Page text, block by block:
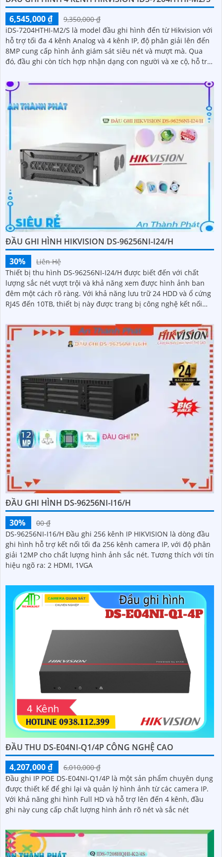
6,545,000 ₫
9,350,000 ₫
iDS-7204HTHI-M2/S là model đầu ghi hình đến từ Hikvision với
hỗ trợ tối đa 4 kênh Analog và 4 kênh IP, độ phân giải lên đến
8MP cung cấp hình ảnh giám sát siêu nét và mượt mà. Qua
đó, đầu ghi còn tích hợp nhận dạng con người và xe cộ, hỗ trợ
ĐẦU GHI HÌNH HIKVISION DS-96256NI-I24/H
30%
Liên Hệ
Thiết bị thu hình DS-96256NI-I24/H được biết đến với chất
lượng sắc nét vượt trội và khả năng xem được hình ảnh ban
đêm một cách rõ ràng. Với khả năng lưu trữ 24 HDD và ổ cứng
RJ45 đến 10TB, thiết bị này được trang bị công nghệ kết nối
ĐẦU GHI HÌNH DS-96256NI-I16/H
30%
00 ₫
DS-96256NI-I16/H Đầu ghi 256 kênh IP HIKVISION là dòng đầu
ghi hình hỗ trợ kết nối tối đa 256 kênh camera IP, với độ phân
giải 12MP cho chất lượng hình ảnh sắc nét. Tương thích với tín
hiệu ngõ ra: 2 HDMI, 1VGA
ĐẦU THU DS-E04NI-Q1/4P CÔNG NGHỆ CAO
4,207,000 ₫
6,010,000 ₫
Đầu ghi IP POE DS-E04NI-Q1/4P là một sản phẩm chuyên dụng
được thiết kế để ghi lại và quản lý hình ảnh từ các camera IP.
Với khả năng ghi hình Full HD và hỗ trợ lên đến 4 kênh, đầu
ghi này cung cấp chất lượng hình ảnh rõ nét và sắc nét